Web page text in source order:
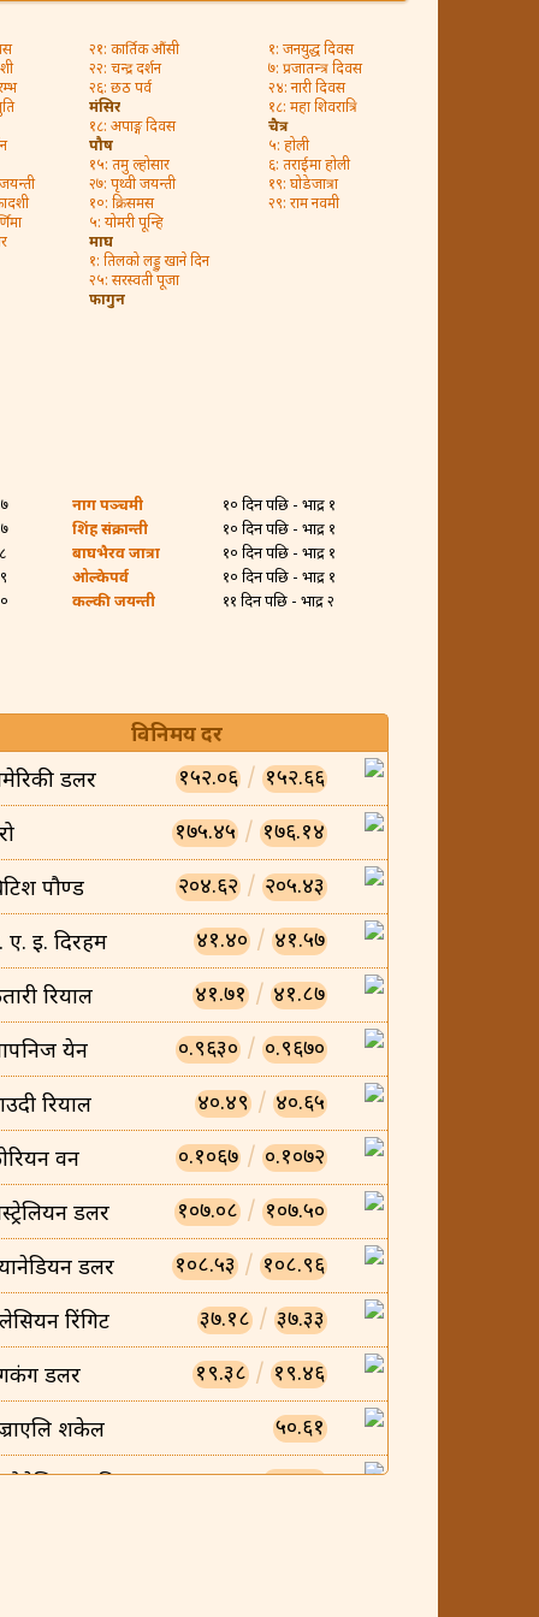
२१: कार्तिक औंसी
२२: चन्द्र दर्शन
२६: छठ पर्व
मंसिर
१८: अपाङ्ग दिवस
पौष
१५: तमु ल्होसार
२७: पृथ्वी जयन्ती
१०: क्रिसमस
५: योमरी पून्हि
माघ
१: तिलको लड्डु खाने दिन
२५: सरस्वती पूजा
फागुन
१: जनयुद्ध दिवस
७: प्रजातन्त्र दिवस
२४: नारी दिवस
१८: महा शिवरात्रि
चैत्र
५: होली
६: तराईमा होली
१९: घोडेजात्रा
२९: राम नवमी
नाग पञ्चमी
१० दिन पछि - भाद्र १
शिंह संक्रान्ती
१० दिन पछि - भाद्र १
बाघभैरव जात्रा
१० दिन पछि - भाद्र १
ओल्केपर्व
१० दिन पछि - भाद्र १
कल्की जयन्ती
११ दिन पछि - भाद्र २
विनिमय दर
डलर १५२.०६ / १५२.६६
१७५.४५ / १७६.१४
पौण्ड २०४.६२ / २०५.४३
ए. इ. दिरहम ४१.४० / ४१.५७
रियाल ४१.७१ / ४१.८७
येन ०.९६३० / ०.९६७०
रियाल ४०.४९ / ४०.६५
वन ०.१०६७ / ०.१०७२
डलर १०७.०८ / १०७.५०
डलर १०८.५३ / १०८.९६
रिंगिट ३७.१८ / ३७.३३
डलर १९.३८ / १९.४६
शकेल ५०.६१
०.००८५